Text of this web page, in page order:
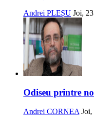
Andrei PLEȘU Joi,
Odiseu printre
Andrei CORNEA Joi,